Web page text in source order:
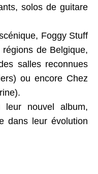
solos de guitare
Foggy Stuff
régions de Belgique,
salles reconnues
ou encore Chez
nouvel album,
dans leur évolution